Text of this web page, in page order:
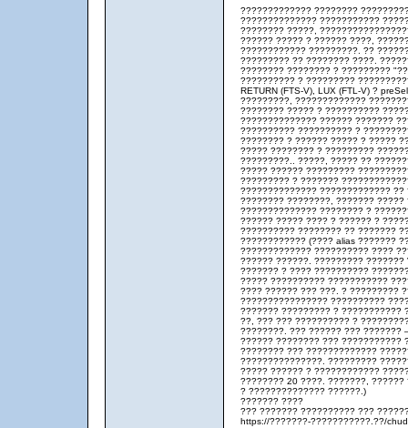
????????????? ????????
?????????????? ???????????
???????? ?????,
?????? ????? ? ?????? ????,
???????????? ?????????. ??
????????? ?? ???????? ????.
???????? ???????? ? ?????????
?????????? ? ?????????
RETURN (FTS-V), LUX (FTL-V) ?
?????????, ?????????????
???????? ????? ? ??????????
?????????????? ?????? ???????
?????????? ?????????? ?
???????? ? ?????? ????? ? ?????
????? ???????? ? ?????????
?????????.. ?????, ????? ??
????? ?????? ?????????
????????? ? ???????
?????????????? ?????????????
???????? ????????, ???????
?????????????? ???????? ?
?????? ????? ???? ? ?????? ?
?????????? ???????? ?? ???????
???????????? (???? alias ???????
????????????? ?????????? ????
?????? ??????. ?????????
??????? ? ???? ??????????
????? ?????????? ???????????
???? ?????? ??? ???. ? ?????????
???????????????? ??????????
??????? ????????? ? ???????????
??, ??? ??? ?????????? ?
????????. ??? ?????? ??? ???????
?????? ???????? ??? ???????????
???????? ??? ?????????????
???????????????. ?????????
????? ?????? ? ????????????
???????? 20 ????. ???????,
? ?????????????? ??????.)
??????? ????
??? ??????? ?????????? ???
https://???????-???????????.??/